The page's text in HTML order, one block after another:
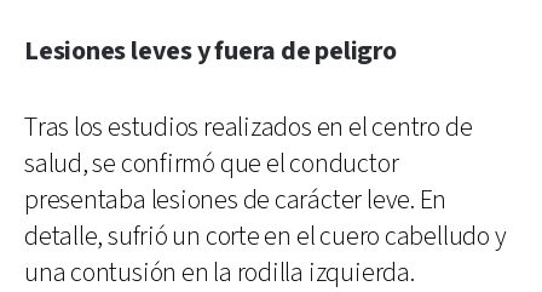
Lesiones leves y fuera de peligro
Tras los estudios realizados en el centro de
salud, se confirmó que el conductor
presentaba lesiones de carácter leve. En
detalle, sufrió un corte en el cuero cabelludo y
una contusión en la rodilla izquierda.